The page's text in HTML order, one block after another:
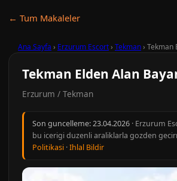
← Tum Makaleler
Ana Sayfa › Erzurum Escort› Tekman› Tekman
Tekman Elden Alan
Erzurum / Tekman
Son guncelleme:23.04.2026 · Erzurum
bu icerigi duzenli araliklarla gozden
Politikasi ·Ihlal Bildir